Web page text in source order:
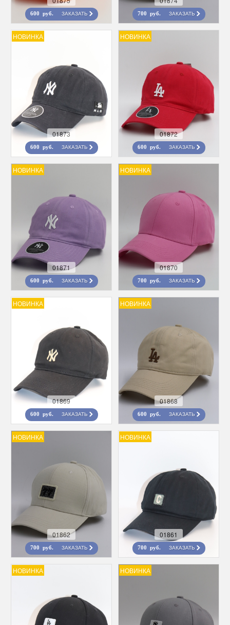
600 руб. ЗАКАЗАТЬ 700 руб. ЗАКАЗАТЬ
НОВИНКА
01873
600 руб. ЗАКАЗАТЬ
НОВИНКА
01872
600 руб. ЗАКАЗАТЬ
НОВИНКА
01871
600 руб. ЗАКАЗАТЬ
НОВИНКА
01870
700 руб. ЗАКАЗАТЬ
НОВИНКА
01869
600 руб. ЗАКАЗАТЬ
НОВИНКА
01868
600 руб. ЗАКАЗАТЬ
НОВИНКА
01862
700 руб. ЗАКАЗАТЬ
НОВИНКА
01861
700 руб. ЗАКАЗАТЬ
НОВИНКА НОВИНКА